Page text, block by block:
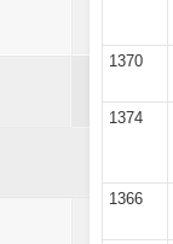
1370
1374
1366